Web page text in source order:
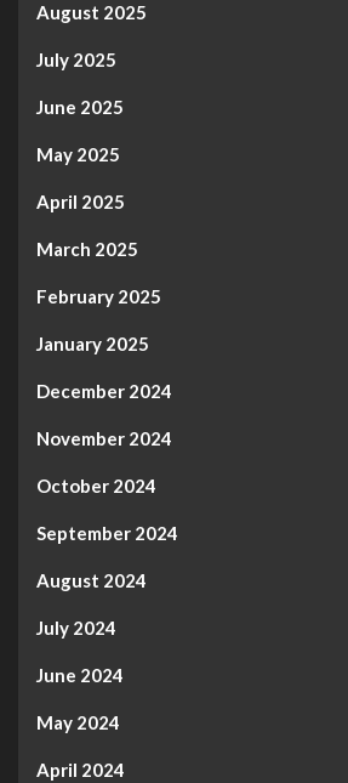
August 2025
July 2025
June 2025
May 2025
April 2025
March 2025
February 2025
January 2025
December 2024
November 2024
October 2024
September 2024
August 2024
July 2024
June 2024
May 2024
April 2024